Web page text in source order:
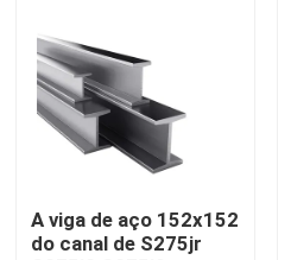
Produtos
Vídeos
Sobre nós
A viga de aço 152x152
do canal de S275jr